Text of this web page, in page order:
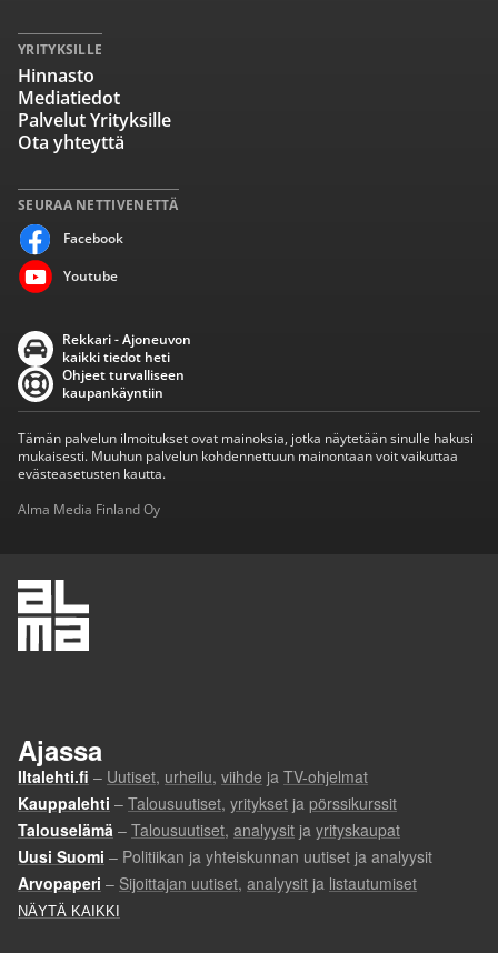
SEURAA NETTIVENETTÄ
Facebook
Youtube
YRITYKSILLE
Hinnasto
Mediatiedot
Palvelut Yrityksille
Ota yhteyttä
Rekkari - Ajoneuvon
kaikki tiedot heti
Ohjeet turvalliseen
kaupankäyntiin
Tämän palvelun ilmoitukset ovat mainoksia, jotka näytetään sinulle hakusi
mukaisesti. Muuhun palvelun kohdennettuun mainontaan voit vaikuttaa
evästeasetusten kautta.
Alma Media Finland Oy